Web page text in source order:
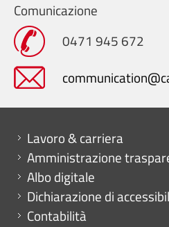
Comunicazione
0471 945 672
Mini menu di servizio
Lavoro & carriera
Amministrazione
Albo digitale
Dichiarazione di
Contabilità